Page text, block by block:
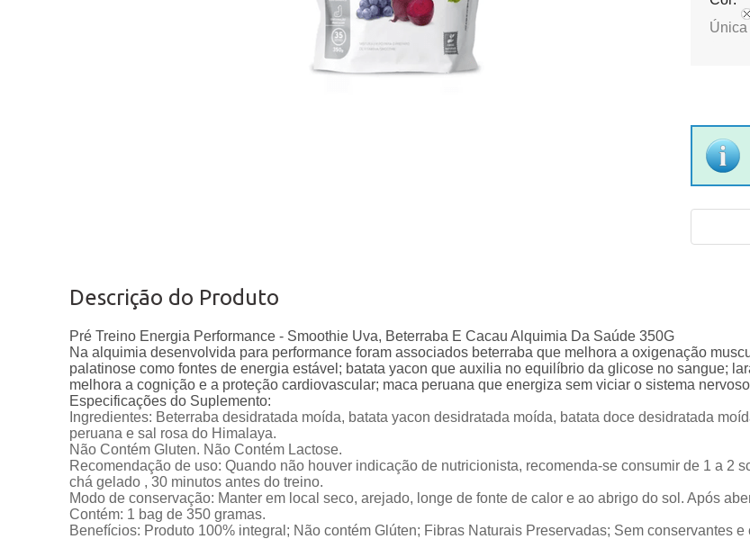
Única
Descrição do Produto
Pré Treino Energia Performance - Smoothie Uva, Beterraba E Cacau Alquimia Da Saúde 350G
Na alquimia desenvolvida para performance foram associados beterraba que melhora a oxigenação
palatinose como fontes de energia estável; batata yacon que auxilia no equilíbrio da glicose no sangue;
melhora a cognição e a proteção cardiovascular; maca peruana que energiza sem viciar o sistema
Especificações do Suplemento:
Ingredientes: Beterraba desidratada moída, batata yacon desidratada moída, batata doce desidratada
peruana e sal rosa do Himalaya.
Não Contém Gluten. Não Contém Lactose.
Recomendação de uso: Quando não houver indicação de nutricionista, recomenda-se consumir de 1 a 2
chá gelado , 30 minutos antes do treino.
Modo de conservação: Manter em local seco, arejado, longe de fonte de calor e ao abrigo do sol. Após
Contém: 1 bag de 350 gramas.
Benefícios: Produto 100% integral; Não contém Glúten; Fibras Naturais Preservadas; Sem conservantes e